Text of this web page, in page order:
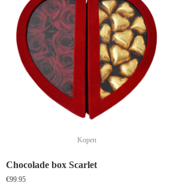
Kopen
Chocolade box Scarlet
€99.95